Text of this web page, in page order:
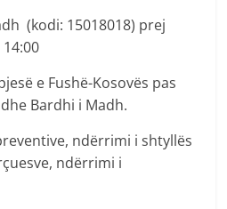
(kodi: 15018018) prej
e Fushë-Kosovës pas
Bardhi i Madh.
ndërrimi i shtyllës
ndërrimi i